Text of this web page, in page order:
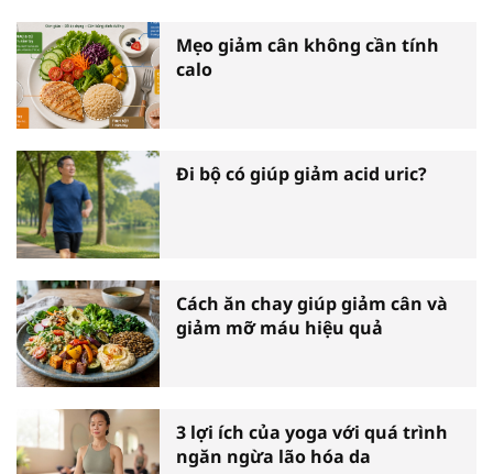
Mẹo giảm cân không cần tính
calo
Đi bộ có giúp giảm acid uric?
Cách ăn chay giúp giảm cân và
giảm mỡ máu hiệu quả
3 lợi ích của yoga với quá trình
ngăn ngừa lão hóa da